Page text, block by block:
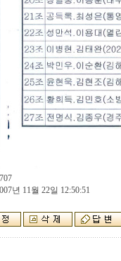
년 11월 22일 12:50:51